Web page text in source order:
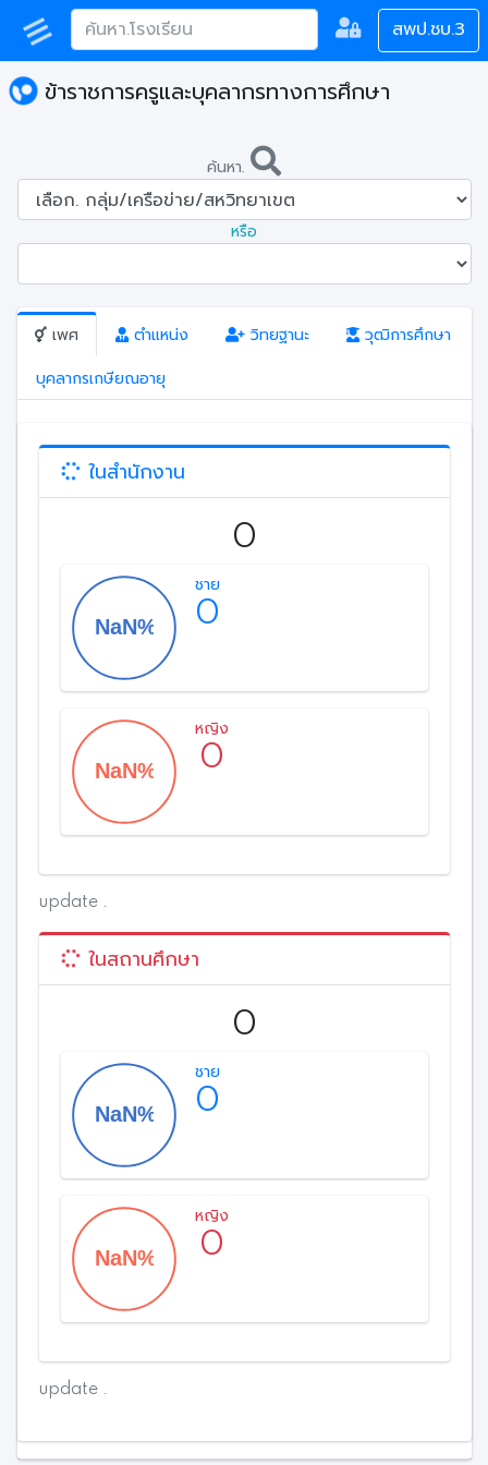
สพป.ชบ.3
ข้าราชการครูและบุคลากรทางการศึกษา
ค้นหา.
หรือ
เพศ ตำแหน่ง วิทยฐานะ
วุฒิการศึกษา
บุคลากรเกษียณอายุ
ในสำนักงาน
0
ชาย
0
หญิง
0
update .
ในสถานศึกษา
0
ชาย
0
หญิง
0
update .